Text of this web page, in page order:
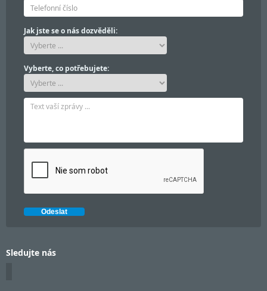
Jak jste se o nás dozvěděli:
Vyberte, co potřebujete:
Sledujte nás